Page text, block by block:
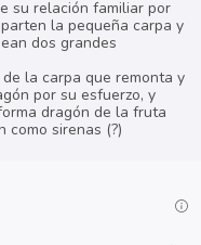
su relación familiar por
la pequeña carpa y
dos grandes
la carpa que remonta y
por su esfuerzo, y
dragón de la fruta
como sirenas (?)